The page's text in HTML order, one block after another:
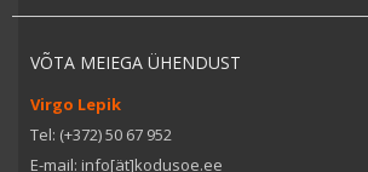
VÕTA MEIEGA ÜHENDUST
Virgo Lepik
Tel: (+372) 50 67 952
E-mail: info[ät]kodusoe.ee